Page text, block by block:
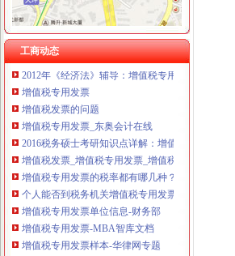
工商动态
增值税专用发票-MBA智库百科
增值税专用发票
增值税专用发票_互动百科
2012年《经济法》辅导：增值税专用发票_东奥会
增值税专用发票
增值税发票的问题
增值税专用发票_东奥会计在线
2016税务硕士考研知识点详解：增值税专用发票_
增值税发票_增值税专用发票_增值税普通发票_增
增值税专用发票的税率都有哪几种？各适合哪些行
个人能否到税务机关增值税专用发票？
增值税专用发票单位信息-财务部
增值税专用发票-MBA智库文档
增值税专用发票样本-华律网专题
增值税专用发票扣规定